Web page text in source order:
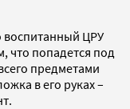
воспитанный ЦРУ
что попадется под
предметами
в его руках –